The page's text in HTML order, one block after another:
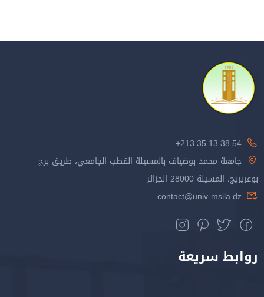
213.35.13.38.54+
جامعة محمد بوضياف بالمسيلة القطب الجامعي، طريق برج
بوعريريج، المسيلة 28000 الجزائر
contact@univ-msila.dz
روابط سريعة